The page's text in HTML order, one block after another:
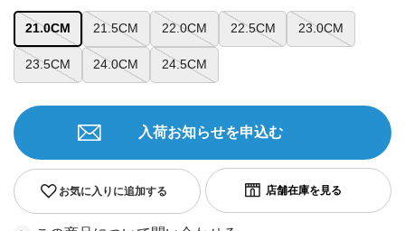
21.0CM 21.5CM 22.0CM 22.5CM 23.0CM
23.5CM 24.0CM 24.5CM
お気に入りに追加する
入荷お知らせを申込む